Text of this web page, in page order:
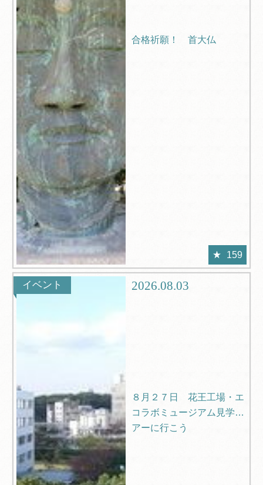
合格祈願！ 首大仏
159
イベント 2026.08.03
８月２７日 花王工場・エ
コラボミュージアム見学ツ
アーに行こう